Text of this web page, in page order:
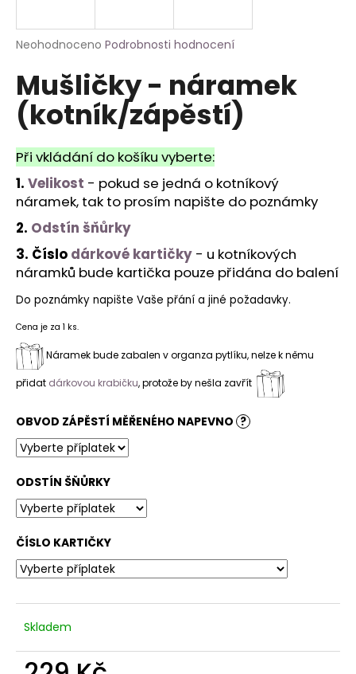
Průměrné
produktu
je
0,0
z
hvězdiček.
Neohodnoceno Podrobnosti hodnocení
Mušličky - náramek
(kotník/zápěstí)
Při vkládání do košíku vyberte:
1. Velikost - pokud se jedná o kotníkový
náramek, tak to prosím napište do poznámky
2. Odstín šňůrky
3. Číslo dárkové kartičky - u kotníkových
náramků bude kartička pouze přidána do balení
Do poznámky napište Vaše přání a jiné požadavky.
Cena je za 1 ks.
Náramek bude zabalen v organza pytlíku, nelze k němu
přidat dárkovou krabičku, protože by nešla zavřít
OBVOD ZÁPĚSTÍ MĚŘENÉHO NAPEVNO ?
ODSTÍN ŠŇŮRKY
ČÍSLO KARTIČKY
Skladem
j
t
?
HLEDAT